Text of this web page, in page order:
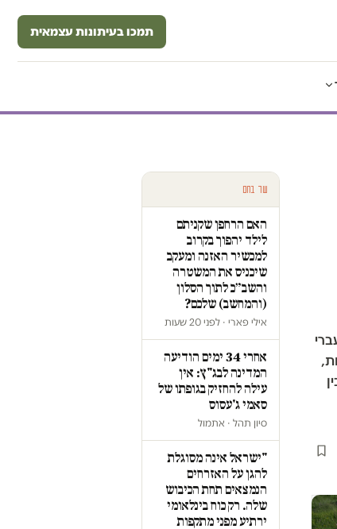
תמכו בעיתונות עצמאית
4 פעמים ב-24 שעות,
עוד בחם
האם הרחפן שקניתם
לילד יהפוך בקרוב
למכשיר האזנה ומעקב
שיכניס את המשטרה
והשב״כ לתוך הסלון
(והמחשב) שלכם?
אילי פארי · לפני 20 שעות
אחרי 34 ימים הודיעה
המדינה לבג"ץ: אין
עילה להחזיק בגופתו של
סאמי ג'עסוס
סיון תהל · אתמול
"ישראל אינה מסוגלת
להגן על האזרחים
הנמצאים תחת הכיבוש
שלה. רק כוח בינלאומי
ירתיע מפני מתקפות